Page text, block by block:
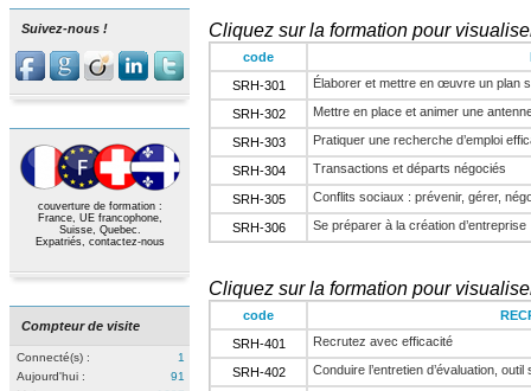
Suivez-nous !
couverture de formation :
France, UE francophone,
Suisse, Quebec.
Expatriés, contactez-nous
Compteur de visite
Connecté(s) :
1
Aujourd'hui :
91
Cliquez sur la formation pour
code
SRH-301
Élaborer et mettre en œuvre un plan
SRH-302 Mettre en place et animer une
SRH-303 Pratiquer une recherche d’emploi
SRH-304 Transactions et départs négociés
SRH-305 Conflits sociaux : prévenir, gérer,
SRH-306 Se préparer à la création d’entreprise
Cliquez sur la formation pour
code
SRH-401
Recrutez avec efficacité
SRH-402 Conduire l’entretien d’évaluation,